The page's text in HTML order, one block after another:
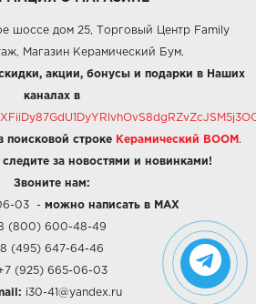
шоссе дом 25, Торговый Центр Family
Магазин Керамический Бум.
акции, бонусы и подарки в Наших
каналах в
поисковой строке Керамический BOOM .
за новостями и новинками!
Звоните нам:
03- можно написать в MAX
(800) 600-48-49
8 (495) 647-64-46
(925) 665-06-03
i30-41@yandex.ru